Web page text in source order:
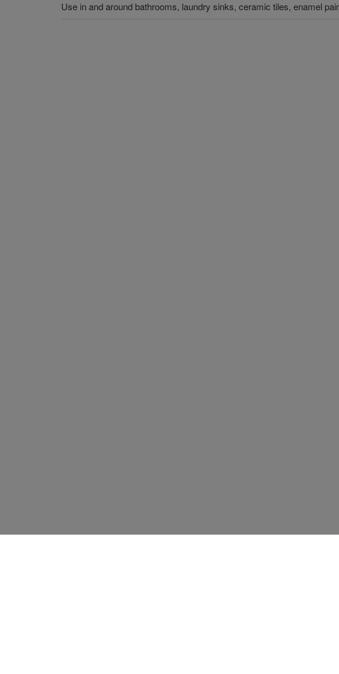
Use in and around bathrooms, laundry sinks, ceramic tiles, enamel